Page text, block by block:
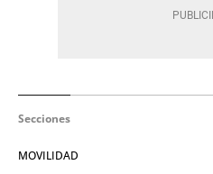
Secciones
MOVILIDAD